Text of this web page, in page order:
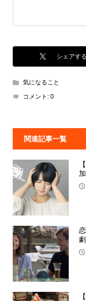
シェアする
気になること
コメント: 0
関連記事一覧